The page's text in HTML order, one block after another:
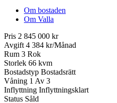
Om bostaden
Om Valla
Pris 2 845 000 kr
Avgift 4 384 kr/Månad
Rum 3 Rok
Storlek 66 kvm
Bostadstyp Bostadsrätt
Våning 1 Av 3
Inflyttning Inflyttningsklart
Status Såld